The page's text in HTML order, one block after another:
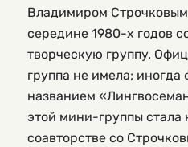
Владимиром
середине 1980-х годов
творческую группу.
группа не имела; иногда
названием
этой мини-группы стала
соавторстве со